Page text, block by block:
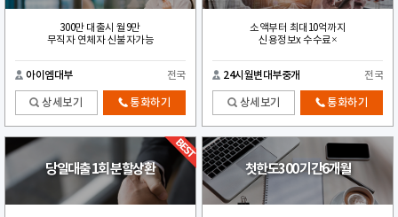
300만 대출시 월9만
무직자 연체자 신불자가능
아이엠대부 전국
상세보기 통화하기
소액부터 최대10억까지
신용정보x 수수료×
24시월변대부중개 전국
상세보기 통화하기
당일대출 1회 분할상환 첫한도300 기간6개월